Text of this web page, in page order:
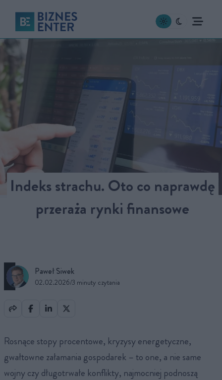
Indeks strachu. Oto co naprawdę
przeraża rynki finansowe
Paweł Siwek
02.02.2026/3 minuty czytania
Rosnące stopy procentowe, kryzysy energetyczne,
gwałtowne załamania gospodarek – to one, a nie same
wojny czy długotrwałe konflikty, najmocniej podnoszą